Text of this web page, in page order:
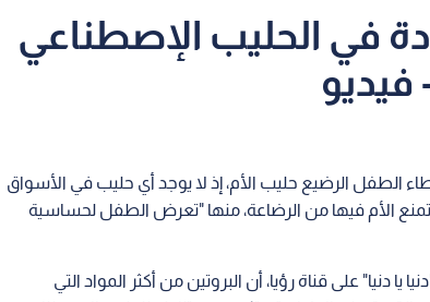
في الحليب الإصطناعي
فيديو
الطفل الرضيع حليب الأم، إذ لا يوجد أي حليب في الأسواق
تمنع الأم فيها من الرضاعة، منها "تعرض الطفل لحساسية
دنيا" على قناة رؤيا، أن البروتين من أكثر المواد التي